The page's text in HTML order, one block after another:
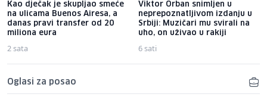
Kao dječak je skupljao smeće
na ulicama Buenos Airesa, a
danas pravi transfer od 20
miliona eura
2 sata
Viktor Orban snimljen u
neprepoznatljivom izdanju u
Srbiji: Muzičari mu svirali na
uho, on uživao u rakiji
6 sati
Oglasi za posao